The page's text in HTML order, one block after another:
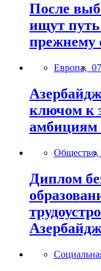
После
ищут путь
прежнему
Европа,
ключом к
амбициям
Общество,
Диплом